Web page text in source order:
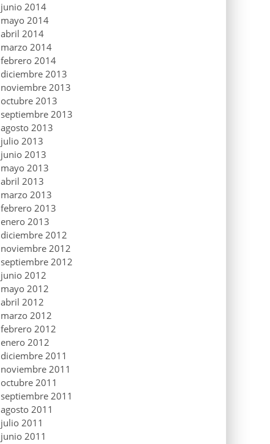
junio 2014
mayo 2014
abril 2014
marzo 2014
febrero 2014
diciembre 2013
noviembre 2013
octubre 2013
septiembre 2013
agosto 2013
julio 2013
junio 2013
mayo 2013
abril 2013
marzo 2013
febrero 2013
enero 2013
diciembre 2012
noviembre 2012
septiembre 2012
junio 2012
mayo 2012
abril 2012
marzo 2012
febrero 2012
enero 2012
diciembre 2011
noviembre 2011
octubre 2011
septiembre 2011
agosto 2011
julio 2011
junio 2011